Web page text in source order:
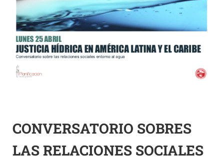
CONVERSATORIO SOBRES
LAS RELACIONES SOCIALES